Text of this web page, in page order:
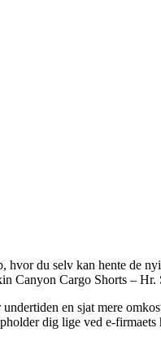
du selv kan hente de
Canyon Cargo Shorts – Hr.
en sjat mere
dig lige ved e-firmaets